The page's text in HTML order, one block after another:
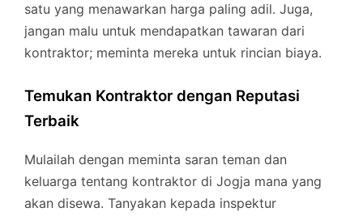
satu yang menawarkan harga paling adil. Juga,
jangan malu untuk mendapatkan tawaran dari
kontraktor; meminta mereka untuk rincian biaya.
Temukan Kontraktor dengan Reputasi
Terbaik
Mulailah dengan meminta saran teman dan
keluarga tentang kontraktor di Jogja mana yang
akan disewa. Tanyakan kepada inspektur